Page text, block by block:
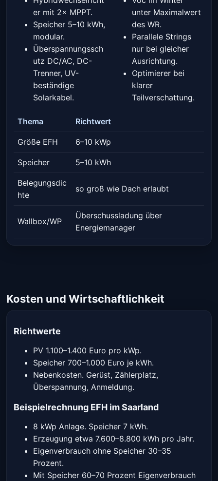
er mit 2× MPPT.
Speicher 5–10 kWh,
modular.
Überspannungssch
utz DC/AC, DC-
Trenner, UV-
beständige
Solarkabel.
unter Maximalwert
des WR.
Parallele Strings
nur bei gleicher
Ausrichtung.
Optimierer bei
klarer
Teilverschattung.
Thema Richtwert
Größe EFH 6–10 kWp
Speicher 5–10 kWh
Belegungsdic
hte
so groß wie Dach erlaubt
Wallbox/WP
Überschussladung über
Energiemanager
Kosten und Wirtschaftlichkeit
Richtwerte
PV 1.100–1.400 Euro pro kWp.
Speicher 700–1.000 Euro je kWh.
Nebenkosten. Gerüst, Zählerplatz,
Überspannung, Anmeldung.
Beispielrechnung EFH im Saarland
8 kWp Anlage. Speicher 7 kWh.
Erzeugung etwa 7.600–8.800 kWh pro Jahr.
Eigenverbrauch ohne Speicher 30–35
Prozent.
Mit Speicher 60–70 Prozent Eigenverbrauch